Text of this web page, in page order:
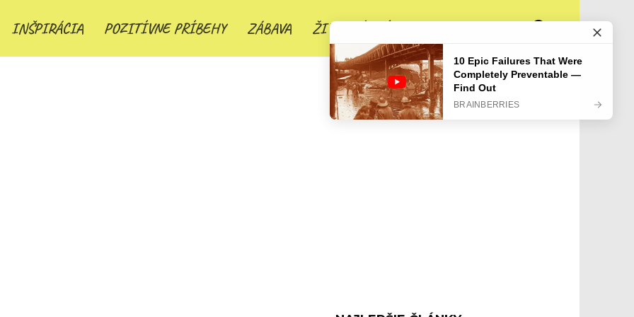
INŠPIRÁCIA POZITÍVNE PRÍBEHY ZÁBAVA ŽIVOTNÉ PRÍBEHY